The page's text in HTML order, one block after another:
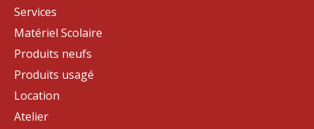
Services
Matériel Scolaire
Produits neufs
Produits usagé
Location
Atelier